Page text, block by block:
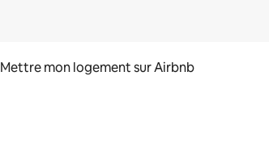
Mettre mon logement sur Airbnb